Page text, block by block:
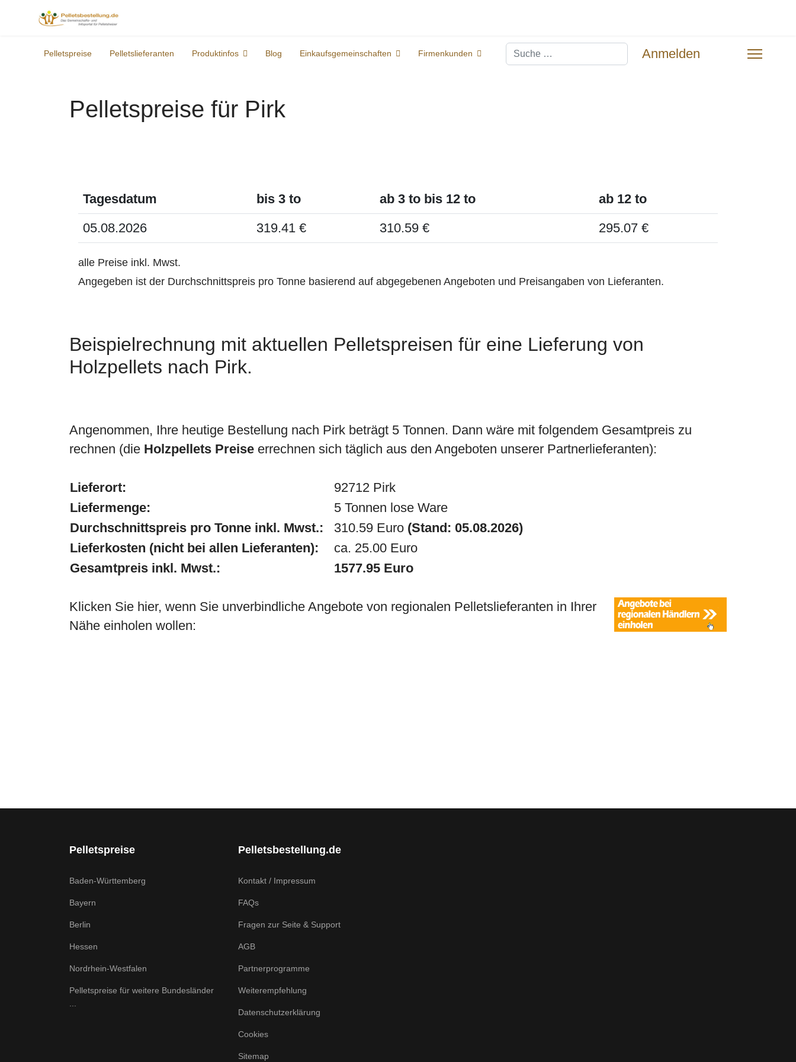
Pelletspreise Pelletslieferanten Produktinfos Blog Einkaufsgemeinschaften Firmenkunden Suchen Anmelden
Pelletspreise für Pirk
Tagesdatum bis 3 to ab 3 to bis 12 to
ab 12 to
05.08.2026
319.41 € 310.59 € 295.07 €
alle Preise inkl. Mwst.
Angegeben ist der Durchschnittspreis pro Tonne basierend auf abgegebenen Angeboten und Preisangaben von Lieferanten.
Beispielrechnung mit aktuellen Pelletspreisen für eine Lieferung von
Holzpellets nach Pirk.
Angenommen, Ihre heutige Bestellung nach Pirk beträgt 5 Tonnen. Dann wäre mit folgendem Gesamtpreis zu
rechnen (die Holzpellets Preise errechnen sich täglich aus den Angeboten unserer Partnerlieferanten):
Lieferort:
92712 Pirk
Liefermenge:
5 Tonnen lose Ware
Durchschnittspreis pro Tonne inkl. Mwst.:
310.59 Euro (Stand: 05.08.2026)
Lieferkosten (nicht bei allen Lieferanten):
ca. 25.00 Euro
Gesamtpreis inkl. Mwst.:
1577.95 Euro
Klicken Sie hier, wenn Sie unverbindliche Angebote von regionalen Pelletslieferanten in Ihrer
Nähe einholen wollen:
Pelletspreise
Baden-Württemberg
Bayern
Berlin
Hessen
Nordrhein-Westfalen
Pelletspreise für weitere Bundesländer
Pelletsbestellung.de
Kontakt / Impressum
FAQs
Fragen zur Seite & Support
AGB
Partnerprogramme
Weiterempfehlung
Datenschutzerklärung
Cookies
Sitemap